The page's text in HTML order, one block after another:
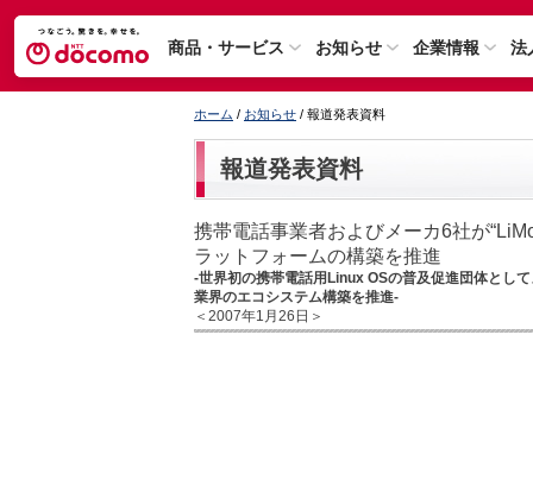
商品・サービス お知らせ 企業情報 法
ホーム / お知らせ / 報道発表資料
報道発表資料
携帯電話事業者およびメーカ6社が
ラットフォームの構築を推進
-世界初の携帯電話用Linux OSの普及促進団体とし
業界のエコシステム構築を推進-
＜2007年1月26日＞